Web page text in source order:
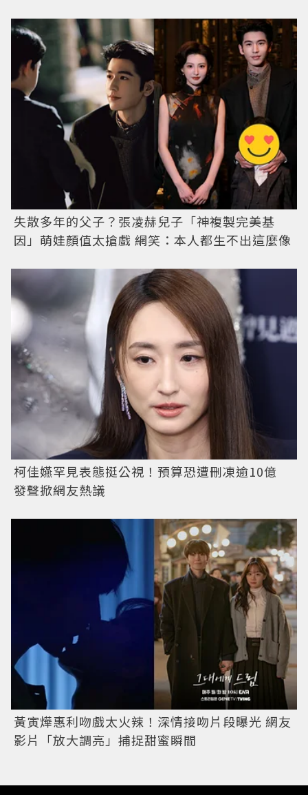
失散多年的父子？張凌赫兒子「神複製完美基
因」萌娃顏值太搶戲 網笑：本人都生不出這麼像
柯佳嬿罕見表態挺公視！預算恐遭刪凍逾10億
發聲掀網友熱議
黃寅燁惠利吻戲太火辣！深情接吻片段曝光 網友
影片「放大調亮」捕捉甜蜜瞬間